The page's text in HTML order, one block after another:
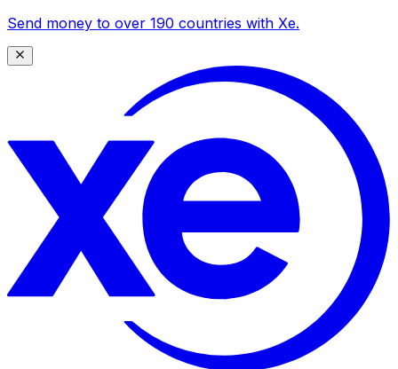
Send money to over 190 countries with Xe.